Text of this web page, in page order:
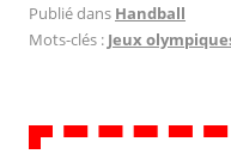
Publié dans Handball
Mots-clés : Jeux